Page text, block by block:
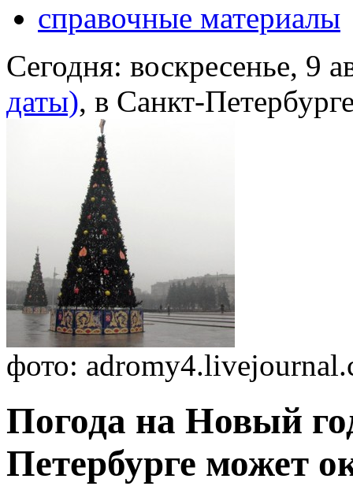
справочные материалы
Сегодня: воскресенье, 9
даты), в Санкт-
фото:
Погода на Новый
Петербурге может